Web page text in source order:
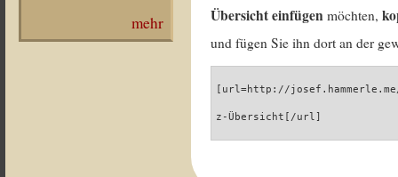
mehr Übersicht einfügen möchten,
und fügen Sie ihn dort an der
[url=http://
z-Übersicht[/url]